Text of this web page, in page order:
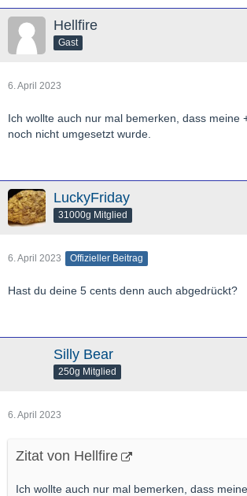
Hellfire
Gast
6. April 2023
Ich wollte auch nur mal bemerken, dass meine
noch nicht umgesetzt wurde.
LuckyFriday
31000g Mitglied
6. April 2023 Offizieller Beitrag
Hast du deine 5 cents denn auch abgedrückt?
Silly Bear
250g Mitglied
6. April 2023
Zitat von Hellfire
Ich wollte auch nur mal bemerken, dass